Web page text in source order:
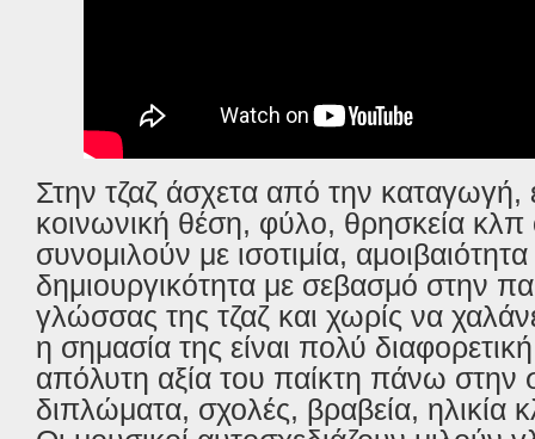
Στην τζαζ άσχετα από την καταγωγή,
κοινωνική θέση, φύλο, θρησκεία κλπ
συνομιλούν με ισοτιμία, αμοιβαιότητα
δημιουργικότητα με σεβασμό στην
γλώσσας της τζαζ και χωρίς να
η σημασία της είναι πολύ
απόλυτη αξία του παίκτη πάνω στην
διπλώματα, σχολές, βραβεία, ηλικία